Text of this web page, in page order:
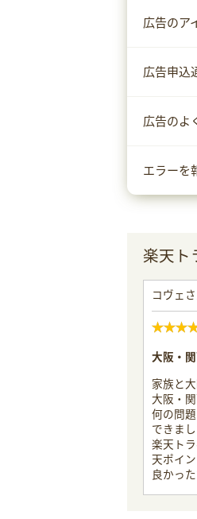
広告のア
広告申込
広告のよ
エラーを
楽天ト
コヴェ
大阪・
家族と
大阪・
何の問
できまし
楽天ト
天ポイ
良かった